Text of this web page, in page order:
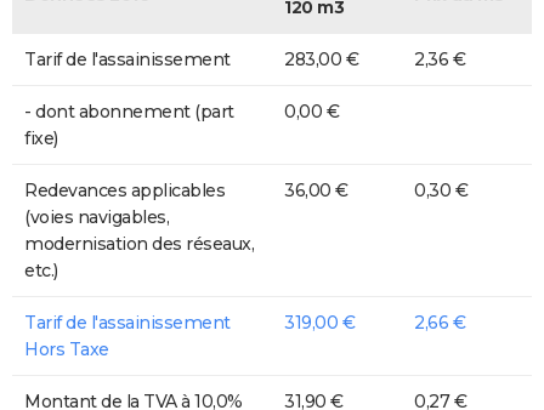
120 m3
Tarif de l'assainissement 283,00 € 2,36 €
- dont abonnement (part
fixe)
0,00 €
Redevances applicables
(voies navigables,
modernisation des réseaux,
etc.)
36,00 € 0,30 €
Tarif de l'assainissement
Hors Taxe
319,00 € 2,66 €
Montant de la TVA à 10,0% 31,90 € 0,27 €